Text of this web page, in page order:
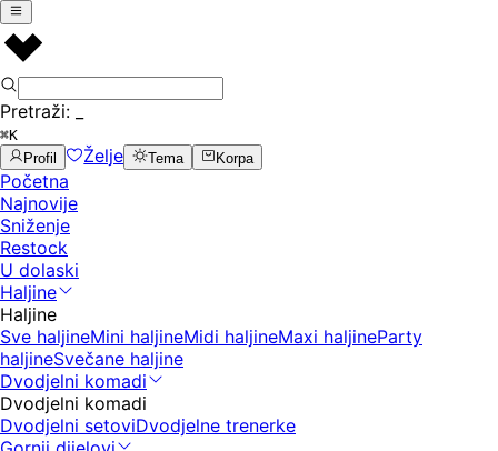
Pretraži:
⌘K
Profil
Želje Tema Korpa
Početna
Najnovije
Sniženje
Restock
U dolaski
Haljine
Haljine
Sve haljineMini haljineMidi haljineMaxi haljineParty
haljineSvečane haljine
Dvodjelni komadi
Dvodjelni komadi
Dvodjelni setoviDvodjelne trenerke